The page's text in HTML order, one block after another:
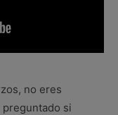
no eres
si